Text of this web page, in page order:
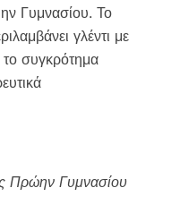
Γυμνασίου. Το
γλέντι με
συγκρότημα
Πρώην Γυμνασίου